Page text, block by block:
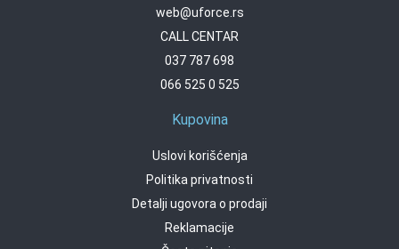
web@uforce.rs
CALL CENTAR
037 787 698
066 525 0 525
Kupovina
Uslovi korišćenja
Politika privatnosti
Detalji ugovora o prodaji
Reklamacije